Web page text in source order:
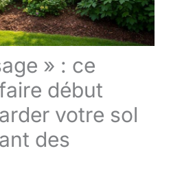
» : ce
début
votre sol
des